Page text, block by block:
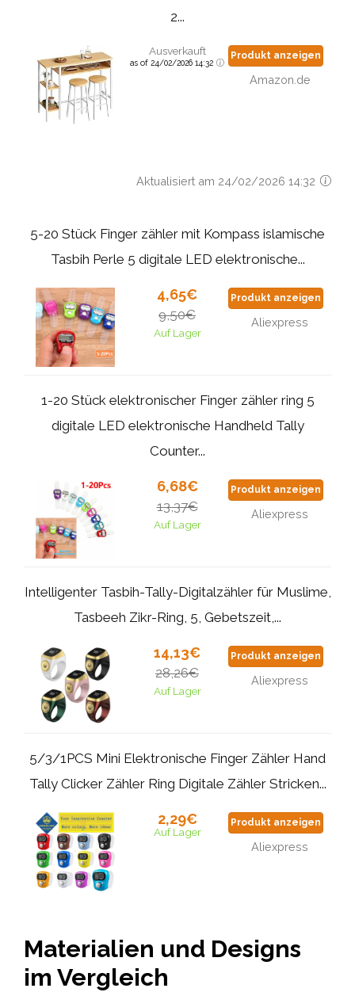
2...
Ausverkauft
as of 24/02/2026 14:32
Produkt anzeigen
Amazon.de
Aktualisiert am 24/02/2026 14:32
5-20 Stück Finger zähler mit Kompass islamische
Tasbih Perle 5 digitale LED elektronische...
4,65€
9,50€
Auf Lager
Produkt anzeigen
Aliexpress
1-20 Stück elektronischer Finger zähler ring 5
digitale LED elektronische Handheld Tally
Counter...
6,68€
13,37€
Auf Lager
Produkt anzeigen
Aliexpress
Intelligenter Tasbih-Tally-Digitalzähler für Muslime,
Tasbeeh Zikr-Ring, 5, Gebetszeit,...
14,13€
28,26€
Auf Lager
Produkt anzeigen
Aliexpress
5/3/1PCS Mini Elektronische Finger Zähler Hand
Tally Clicker Zähler Ring Digitale Zähler Stricken...
2,29€
Auf Lager
Produkt anzeigen
Aliexpress
Materialien und Designs
im Vergleich